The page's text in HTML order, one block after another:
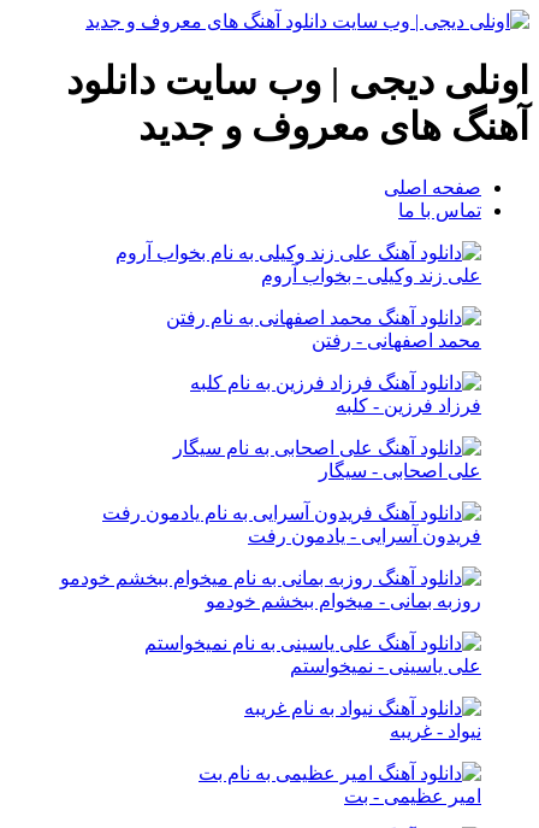
اونلی دیجی | وب سایت دانلود
آهنگ های معروف و جدید
صفحه اصلی
تماس با ما
علی زند وکیلی - بخواب آروم
محمد اصفهانی - رفتن
فرزاد فرزین - کلبه
علی اصحابی - سیگار
فریدون آسرایی - یادمون رفت
روزبه بمانی - میخوام ببخشم خودمو
علی یاسینی - نمیخواستم
نیواد - غریبه
امیر عظیمی - بت